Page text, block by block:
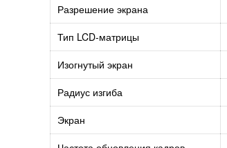
Разрешение экрана
Тип LCD-матрицы
Изогнутый экран
Радиус изгиба
Экран